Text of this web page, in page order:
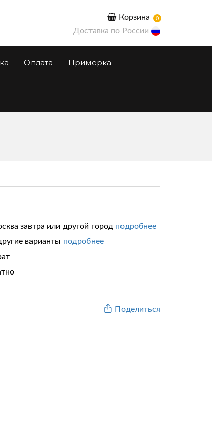
Корзина 0
Доставка по России
Оплата Примерка
завтра или другой город подробнее
варианты подробнее
Поделиться